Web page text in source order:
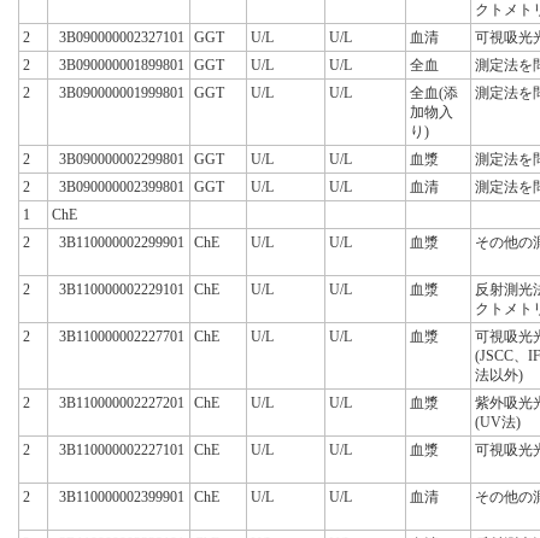
クトメト
2
3B090000002327101 GGT U/L U/L 血清
可視吸光
2
3B090000001899801 GGT U/L U/L 全血
測定法を
2
3B090000001999801 GGT U/L U/L
全血(添
加物入
り)
測定法を
2 3B090000002299801 GGT U/L U/L 血漿
測定法を
2
3B090000002399801 GGT U/L U/L 血清
測定法を
1
ChE
2
3B110000002299901 ChE U/L U/L 血漿 その他の
2 3B110000002229101 ChE U/L U/L 血漿
反射測光
クトメト
2
3B110000002227701 ChE U/L U/L 血漿
可視吸光
(JSCC、
法以外)
2
3B110000002227201 ChE U/L U/L 血漿
紫外吸光
(UV法)
2
3B110000002227101 ChE U/L U/L 血漿 可視吸光
2 3B110000002399901 ChE U/L U/L 血清 その他の